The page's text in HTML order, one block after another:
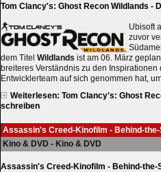
Tom Clancy's: Ghost Recon Wildlands -
Ubisoft
zuvor
dem Titel Wildlands ist am 06. März
breiteres Verständnis zu den
Entwicklerteam auf sich genommen hat,
Weiterlesen: Tom Clancy's: Ghost
schreiben
Assassin's Creed-Kinofilm - Behind-
Kino & DVD - Kino & DVD
Assassin's Creed-Kinofilm - Behind-the-